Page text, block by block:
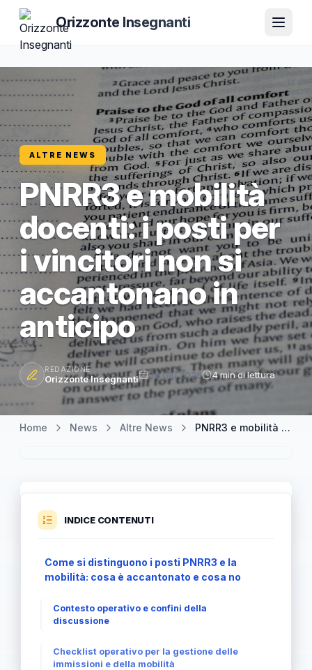
Orizzonte Insegnanti
ALTRE NEWS
PNRR3 e mobilità
docenti: i posti per
i vincitori non si
accantonano in
anticipo
REDAZIONE
Orizzonte Insegnanti 02 Giu 2026 4 min di lettura
Home News Altre News PNRR3 e mobilità docenti: i posti per i vincitori non si accantonano in anticipo
INDICE CONTENUTI
Come si distinguono i posti PNRR3 e la
mobilità: cosa è accantonato e cosa no
Contesto operativo e confini della
discussione
Checklist operativo per la gestione delle
immissioni e della mobilità